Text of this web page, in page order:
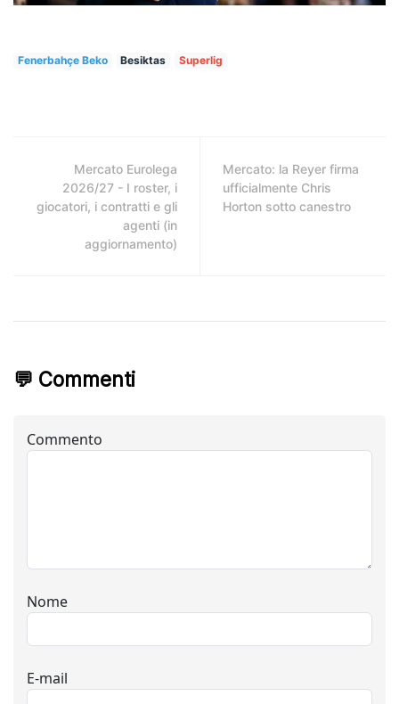
Fenerbahçe Beko Besiktas Superlig
Mercato Eurolega
2026/27 - I roster, i
giocatori, i contratti e gli
agenti (in
aggiornamento)
Mercato: la Reyer firma
ufficialmente Chris
Horton sotto canestro
💬 Commenti